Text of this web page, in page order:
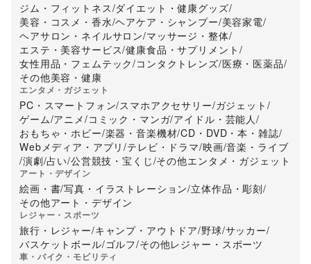
ジム・フィットネス/ダイエット・健康グッズ/
美容・コスメ・香水/ヘアケア・シャンプー/美容家電/
ヘアサロン・ネイルサロン/マッサージ・整体/
エステ・美容サービス/健康食品・サプリメント /
女性用品・フェムテック/コンタクトレンズ/医療・医薬品/
その他美容・健康
エンタメ・ガジェット
PC・スマートフォン/スマホアクセサリー/ガジェット /
ゲーム/アニメ/コミック・マンガ/アイドル・芸能人/
おもちゃ・ホビー/楽器・音楽機材/CD・DVD・本・雑誌/
Webメディア・アプリ/テレビ・ドラマ/映画/音楽・ライブ
/演劇/占い/公営競技・宝くじ/その他エンタメ・ガジェット
アート・デザイン
絵画・書/写真・イラストレーション/立体作品・彫刻/
その他アート・デザイン
レジャー・スポーツ
旅行・レジャー/キャンプ・アウトドア/野球/サッカー/
バスケットボール/ゴルフ/その他レジャー・スポーツ
車・バイク・モビリティ